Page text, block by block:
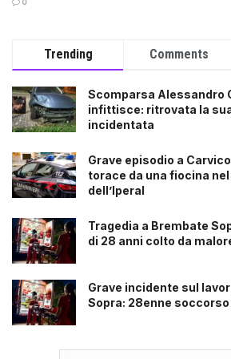
Trending Comments
Scomparsa Alessandro
infittisce: ritrovata la
incidentata
Grave episodio a
torace da una fiocina
dell’Iperal
Tragedia a Brembate
di 28 anni colto da
Grave incidente sul
Sopra: 28enne